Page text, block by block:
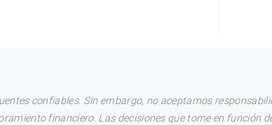
confiables. Sin embargo, no aceptamos
financiero. Las decisiones que tome en función